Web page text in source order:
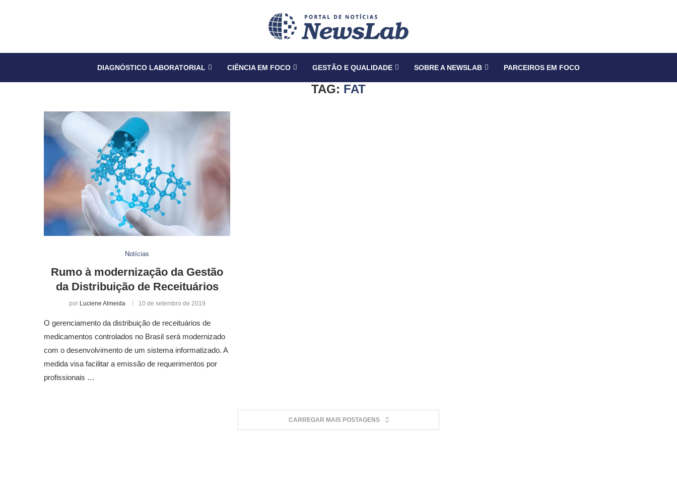
DIAGNÓSTICO LABORATORIAL CIÊNCIA EM FOCO GESTÃO E QUALIDADE SOBRE A NEWSLAB PARCEIROS EM FOCO
TAG: FAT
Notícias
Rumo à modernização da Gestão
da Distribuição de Receituários
por Luciene Almeida 10 de setembro de 2019
O gerenciamento da distribuição de receituários de
medicamentos controlados no Brasil será modernizado
com o desenvolvimento de um sistema informatizado. A
medida visa facilitar a emissão de requerimentos por
profissionais …
CARREGAR MAIS POSTAGENS